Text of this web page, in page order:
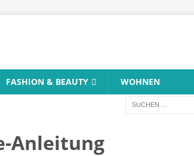
FASHION & BEAUTY WOHNEN
Anleitung